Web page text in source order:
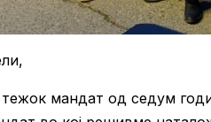
мандат од седум